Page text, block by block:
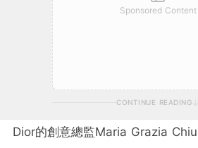
Sponsored Content
CONTINUE READING
Dior的創意總監Maria Grazia